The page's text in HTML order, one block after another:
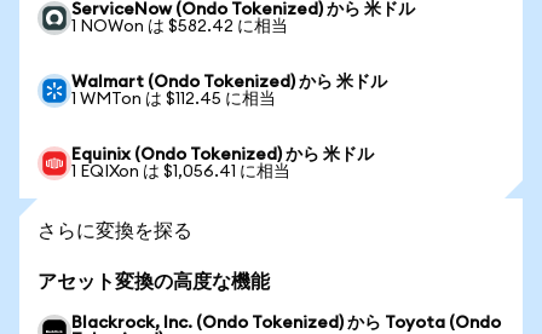
ServiceNow (Ondo Tokenized) から 米ドル
1 NOWon は $582.42 に相当
Walmart (Ondo Tokenized) から 米ドル
1 WMTon は $112.45 に相当
Equinix (Ondo Tokenized) から 米ドル
1 EQIXon は $1,056.41 に相当
さらに変換を探る
アセット変換の高度な機能
Blackrock, Inc. (Ondo Tokenized) から Toyota (Ondo